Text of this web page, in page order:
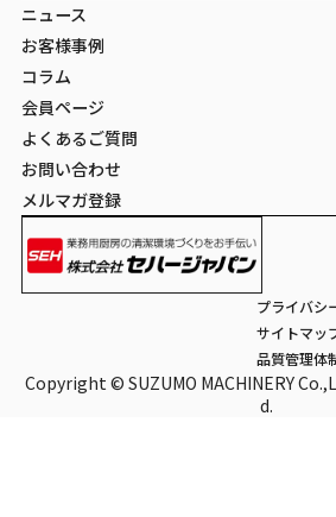
ニュース
お客様事例
コラム
会員ページ
よくあるご質問
お問い合わせ
メルマガ登録
プライバシ
サイトマッ
品質管理体
Copyright © SUZUMO MACHINERY
d.